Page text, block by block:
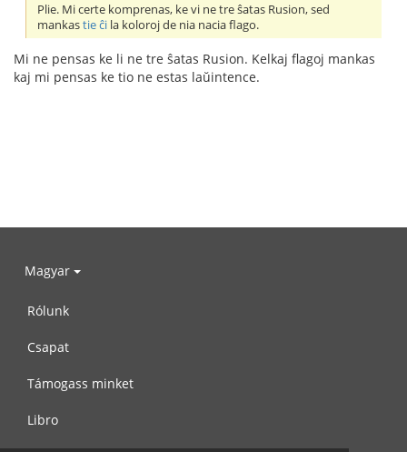
Plie. Mi certe komprenas, ke vi ne tre ŝatas Rusion, sed
mankastie ĉi la koloroj de nia nacia flago.
Mi ne pensas ke li ne tre ŝatas Rusion. Kelkaj flagoj mankas
kaj mi pensas ke tio ne estas laŭintence.
Magyar
Rólunk
Csapat
Támogass minket
Libro